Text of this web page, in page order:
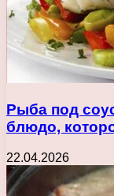
Рыба под
блюдо,
22.04.2026